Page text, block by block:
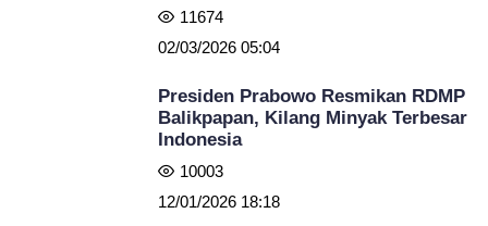
11674
02/03/2026 05:04
Presiden Prabowo Resmikan RDMP
Balikpapan, Kilang Minyak Terbesar
Indonesia
10003
12/01/2026 18:18